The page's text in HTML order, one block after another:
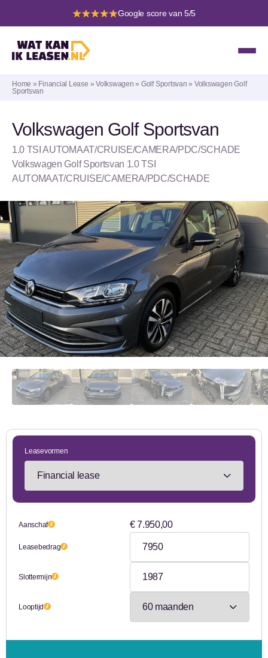
Google score van 5/5
Home » Financial Lease »Volkswagen » Golf Sportsvan » Volkswagen Golf
Sportsvan
Volkswagen Golf Sportsvan
1.0 TSI AUTOMAAT/CRUISE/CAMERA/PDC/SCHADE
Volkswagen Golf Sportsvan 1.0 TSI
AUTOMAAT/CRUISE/CAMERA/PDC/SCHADE
Leasevormen
Aanschaf € 7.950,00
Leasebedrag
Slottermijn
Looptijd